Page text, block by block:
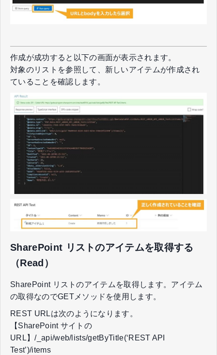
作成が成功すると以下の画面が表示されます。
対象のリストを参照して、新しいアイテムが作成され
ていることを確認します。
SharePoint リストのアイテムを取得する
（Read）
SharePoint リストのアイテムを取得します。アイテム
の取得なのでGETメソッドを使用します。
REST URLは次のようになります。
【SharePoint サイトの
URL】/_api/web/lists/getByTitle(‘REST API
Test’)/items